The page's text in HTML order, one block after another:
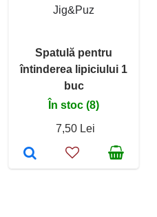
Jig&Puz
Spatulă pentru
întinderea lipiciului 1
buc
În stoc (8)
7,50 Lei